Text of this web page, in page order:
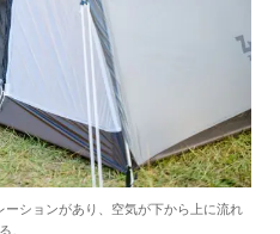
ションがあり、空気が下から上に流れ
る。